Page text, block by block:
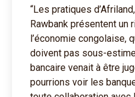
“Les pratiques
Rawbank présentent un
l’économie congolaise,
doivent pas sous-
bancaire venait à être
pourrions voir les